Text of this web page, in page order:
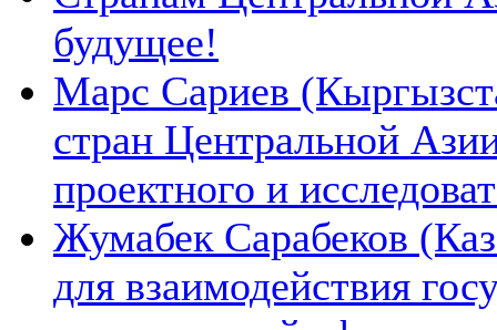
будущее!
Марс Сариев
стран Центральной
проектного и
Жумабек Сарабеков
для взаимодействия